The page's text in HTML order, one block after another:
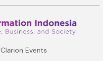
Events